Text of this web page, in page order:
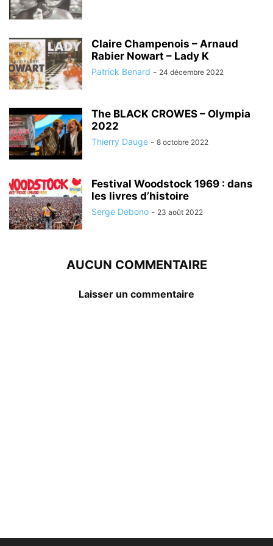
Claire Champenois – Arnaud
Rabier Nowart – Lady K
Patrick Benard - 24 décembre 2022
The BLACK CROWES – Olympia
2022
Thierry Dauge - 8 octobre 2022
Festival Woodstock 1969 : dans
les livres d’histoire
Serge Debono - 23 août 2022
AUCUN COMMENTAIRE
Laisser un commentaire